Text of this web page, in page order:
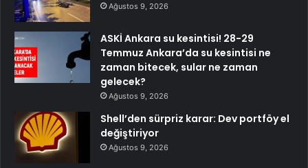
Ağustos 9, 2026
ASKİ Ankara su kesintisi! 28-29
Temmuz Ankara’da su kesintisi ne
zaman bitecek, sular ne zaman
gelecek?
Ağustos 9, 2026
Shell’den sürpriz karar: Dev portföy el
değiştiriyor
Ağustos 9, 2026